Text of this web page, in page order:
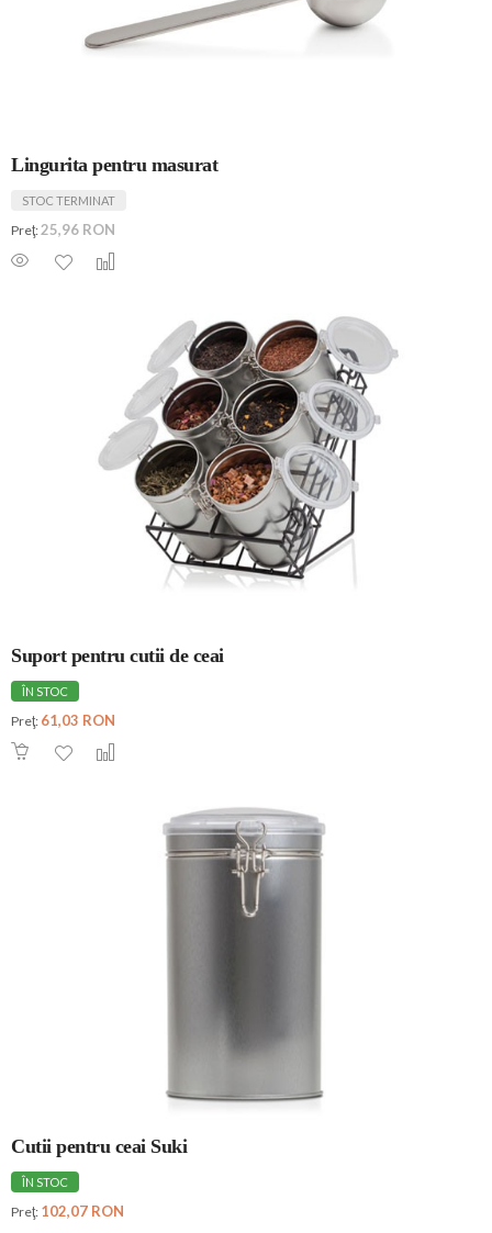
Lingurita pentru masurat
STOC TERMINAT
Preţ:25,96 RON
Suport pentru cutii de ceai
ÎN STOC
Preţ: 61,03 RON
Cutii pentru ceai Suki
ÎN STOC
Preţ: 102,07 RON